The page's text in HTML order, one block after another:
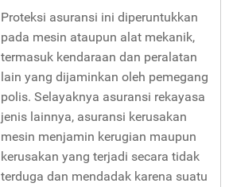
Proteksi asuransi ini diperuntukkan
pada mesin ataupun alat mekanik,
termasuk kendaraan dan peralatan
lain yang dijaminkan oleh pemegang
polis. Selayaknya asuransi rekayasa
jenis lainnya, asuransi kerusakan
mesin menjamin kerugian maupun
kerusakan yang terjadi secara tidak
terduga dan mendadak karena suatu